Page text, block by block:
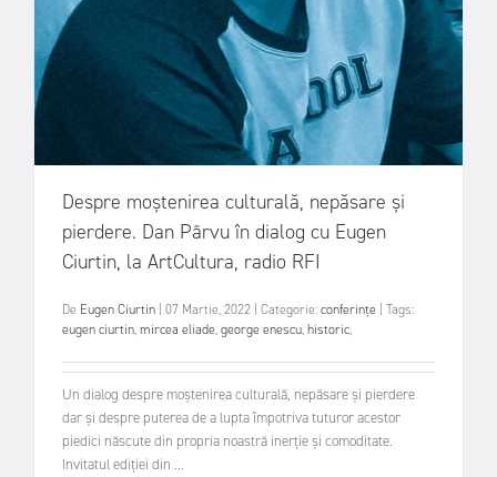
Despre moștenirea culturală, nepăsare și
pierdere. Dan Pârvu în dialog cu Eugen
Ciurtin, la ArtCultura, radio RFI
De Eugen Ciurtin | 07 Martie, 2022 | Categorie:conferințe | Tags:
eugen ciurtin,mircea eliade,george enescu,historic,
Un dialog despre moștenirea culturală, nepăsare și pierdere
dar și despre puterea de a lupta împotriva tuturor acestor
piedici născute din propria noastră inerție și comoditate.
Invitatul ediției din ...